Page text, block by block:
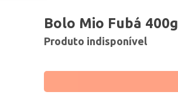
Bolo Mio Fubá 400g
Produto indisponível